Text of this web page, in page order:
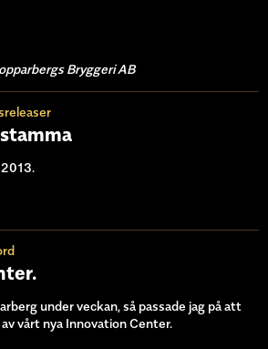
Bryggeri AB
under veckan, så passade jag på att
vårt nya Innovation Center.